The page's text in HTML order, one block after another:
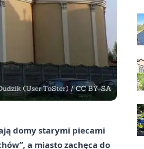
domy starymi piecami
a miasto zachęca do